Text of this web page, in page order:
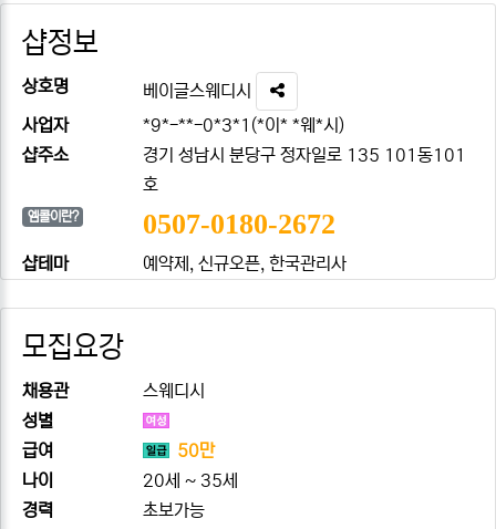
샵정보
상호명 베이글스웨디시
SNS 공유
사업자
*9*-**-0*3*1(*이* *웨*시)
샵주소
경기 성남시 분당구 정자일로 135 101동101
호
엠콜이란? 0507-0180-2672
샵테마 예약제, 신규오픈, 한국관리사
모집요강
채용관
스웨디시
성별
급여
50만
나이
20세 ~ 35세
경력
초보가능